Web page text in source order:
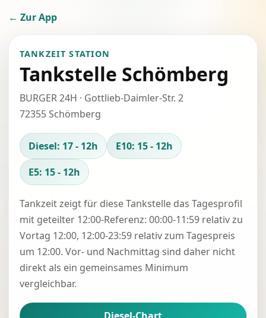
← Zur App
TANKZEIT STATION
Tankstelle Schömberg
BURGER 24H · Gottlieb-Daimler-Str. 2
72355 Schömberg
Diesel: 17 - 12h
E10: 15 - 12h
E5: 15 - 12h
Tankzeit zeigt für diese Tankstelle das Tagesprofil
mit geteilter 12:00-Referenz: 00:00-11:59 relativ zu
Vortag 12:00, 12:00-23:59 relativ zum Tagespreis
um 12:00. Vor- und Nachmittag sind daher nicht
direkt als ein gemeinsames Minimum
vergleichbar.